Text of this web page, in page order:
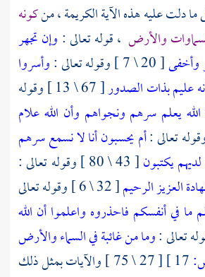
ما دلت عليه هذه الآية الكريمة ، منكونه
والأرض ، قوله تعالى : وإن تجهر
وأخفى[ 20 \ 7 ] وقوله تعالى :
وأسروا
عليم بذات الصدور
[ 67 \ 13 ] وقوله
الله يعلم سرهم ونجواهم وأن الله علام
أم يحسبون أنا لا نسمع سرهم
يكتبون[ 43 \ 80 ] وقوله تعالى :
العزيز الرحيم
[ 32 \ 6 ] وقوله تعالى
ما في أنفسكم فاحذروه واعلموا أن الله
وما من غائبة في السماء والأرض
[ 27 \ 75 ] والآيات بمثل ذلك